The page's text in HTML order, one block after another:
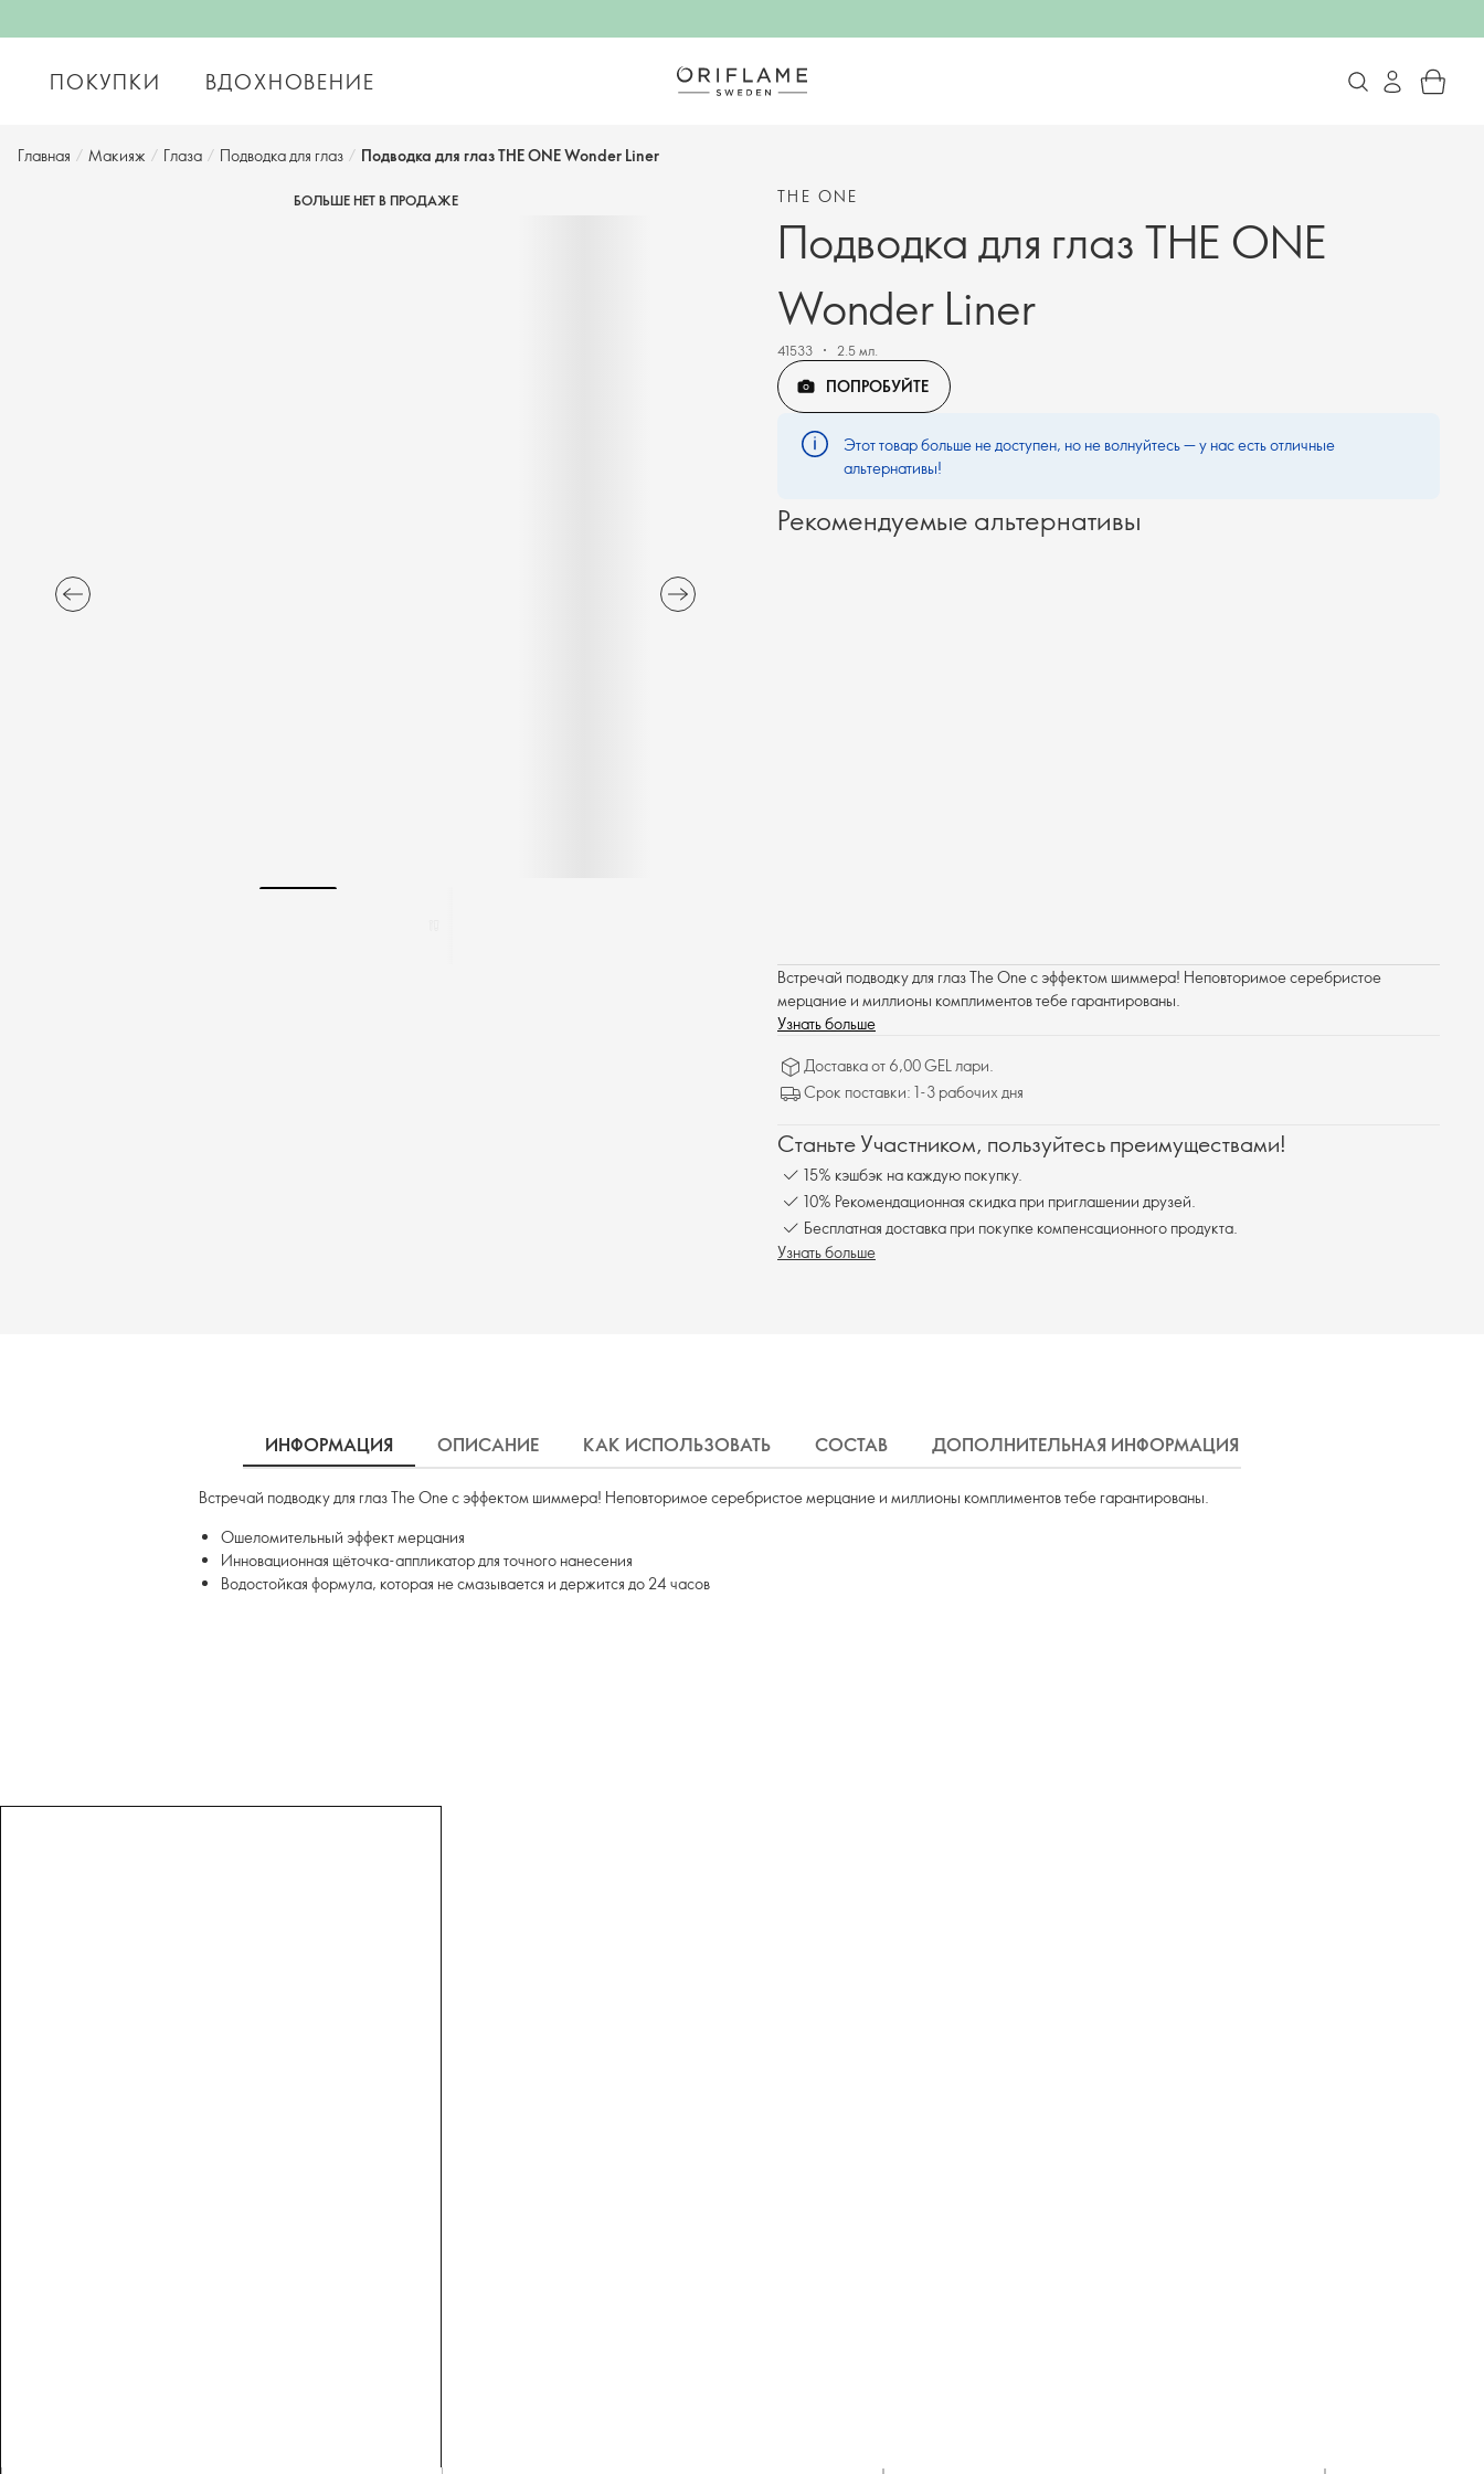
ПОКУПКИ ВДОХНОВЕНИЕ
Главная / Макияж / Глаза / Подводка для глаз / Подводка для глаз THE ONE Wonder Liner
БОЛЬШЕ НЕТ В ПРОДАЖЕ THE ONE
Подводка для глаз THE ONE
Wonder Liner
41533 2.5 мл.
ПОПРОБУЙТЕ
Этот товар больше не доступен, но не волнуйтесь — у нас есть отличные
альтернативы!
Рекомендуемые альтернативы
Встречай подводку для глаз The One с эффектом шиммера! Неповторимое серебристое
мерцание и миллионы комплиментов тебе гарантированы.
Узнать больше
Доставка от 6,00 GEL лари.
Срок поставки: 1-3 рабочих дня
Станьте Участником, пользуйтесь преимуществами!
15% кэшбэк на каждую покупку.
10% Рекомендационная скидка при приглашении друзей.
Бесплатная доставка при покупке компенсационного продукта.
Узнать больше
ИНФОРМАЦИЯ ОПИСАНИЕ КАК ИСПОЛЬЗОВАТЬ СОСТАВ ДОПОЛНИТЕЛЬНАЯ ИНФОРМАЦИЯ
Встречай подводку для глаз The One с эффектом шиммера! Неповторимое серебристое мерцание и миллионы комплиментов тебе гарантированы.
Ошеломительный эффект мерцания
Инновационная щёточка-аппликатор для точного нанесения
Водостойкая формула, которая не смазывается и держится до 24 часов